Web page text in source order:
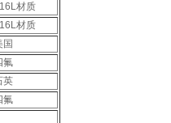
材质
材质
国
氟
英
氟